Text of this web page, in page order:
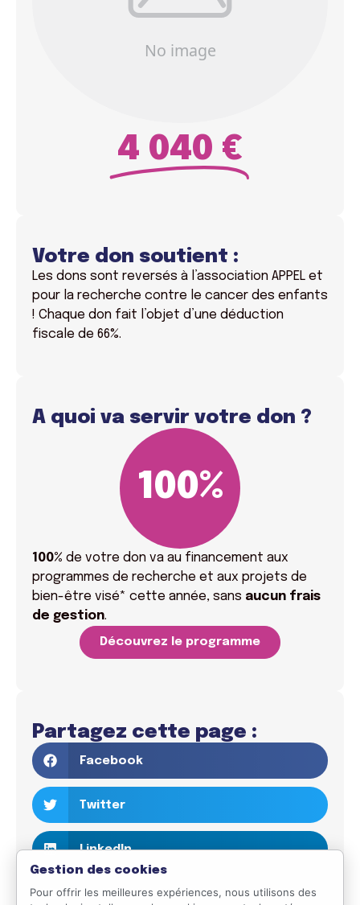
4 040 €
Votre don soutient :
Les dons sont reversés à l’association APPEL et
pour la recherche contre le cancer des enfants
! Chaque don fait l’objet d’une déduction
fiscale de 66%.
A quoi va servir votre don ?
100%
100% de votre don va au financement aux
programmes de recherche et aux projets de
bien-être visé* cette année, sans aucun frais
de gestion.
Découvrez le programme
Partagez cette page :
Facebook
Twitter
LinkedIn
Email
Gestion des cookies
Pour offrir les meilleures expériences, nous utilisons des